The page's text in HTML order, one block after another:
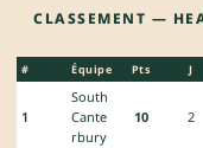
CLASSEMENT —
# Équipe Pts J
1
South
Cante
rbury
10 2